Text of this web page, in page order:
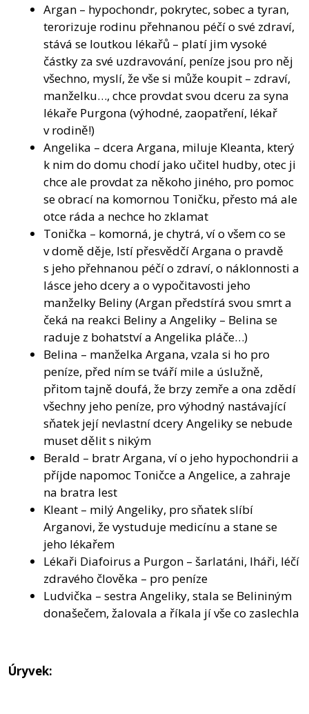
Argan – hypochondr, pokrytec, sobec a tyran,
terorizuje rodinu přehnanou péčí o své zdraví,
stává se loutkou lékařů – platí jim vysoké
částky za své uzdravování, peníze jsou pro něj
všechno, myslí, že vše si může koupit – zdraví,
manželku…, chce provdat svou dceru za syna
lékaře Purgona (výhodné, zaopatření, lékař
v rodině!)
Angelika – dcera Argana, miluje Kleanta, který
k nim do domu chodí jako učitel hudby, otec ji
chce ale provdat za někoho jiného, pro pomoc
se obrací na komornou Toničku, přesto má ale
otce ráda a nechce ho zklamat
Tonička – komorná, je chytrá, ví o všem co se
v domě děje, lstí přesvědčí Argana o pravdě
s jeho přehnanou péčí o zdraví, o náklonnosti a
lásce jeho dcery a o vypočitavosti jeho
manželky Beliny (Argan předstírá svou smrt a
čeká na reakci Beliny a Angeliky – Belina se
raduje z bohatství a Angelika pláče…)
Belina – manželka Argana, vzala si ho pro
peníze, před ním se tváří mile a úslužně,
přitom tajně doufá, že brzy zemře a ona zdědí
všechny jeho peníze, pro výhodný nastávající
sňatek její nevlastní dcery Angeliky se nebude
muset dělit s nikým
Berald – bratr Argana, ví o jeho hypochondrii a
příjde napomoc Toničce a Angelice, a zahraje
na bratra lest
Kleant – milý Angeliky, pro sňatek slíbí
Arganovi, že vystuduje medicínu a stane se
jeho lékařem
Lékaři Diafoirus a Purgon – šarlatáni, lháři, léčí
zdravého člověka – pro peníze
Ludvička – sestra Angeliky, stala se Belininým
donašečem, žalovala a říkala jí vše co zaslechla
Úryvek: